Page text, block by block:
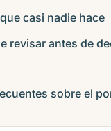
casi nadie hace
revisar antes de
sobre el